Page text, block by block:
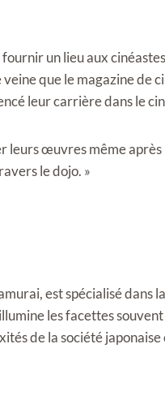
un lieu aux
que le magazine de
leur carrière dans le
œuvres même après
le dojo. »
est spécialisé dans
les facettes
de la société